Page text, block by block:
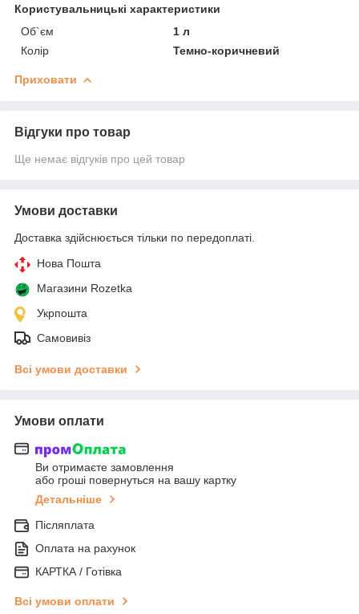
Користувальницькі характеристики
Об`єм
1 л
Колір
Темно-коричневий
Приховати
Відгуки про товар
Ще немає відгуків про цей товар
Умови доставки
Доставка здійснюється тільки по передоплаті.
Нова Пошта
Магазини Rozetka
Укрпошта
Самовивіз
Всі умови доставки
Умови оплати
Ви отримаєте замовлення
або гроші повернуться на вашу картку
Детальніше
Післяплата
Оплата на рахунок
КАРТКА / Готівка
Всі умови оплати